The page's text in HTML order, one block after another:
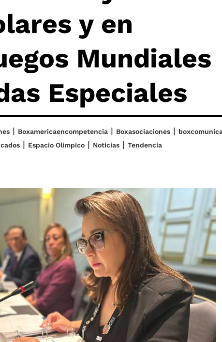
y en
Mundiales
Especiales
| Boxamericaencompetencia| Boxasociaciones|
| Espacio Olimpico| Noticias| Tendencia